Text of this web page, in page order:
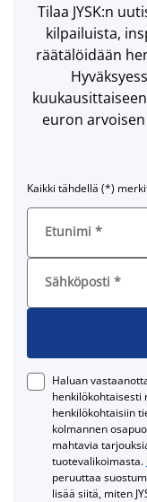
Tilaa JYSK:n
kilpailuista,
räätälöidään
euron arvoisen
Kaikki tähdellä (*)
Etunimi *
Sähköposti *
Haluan
henkilökohtaisesti
henkilökohtaisiin
kolmannen
mahtavia
tuotevalikoimasta.
peruuttaa
lisää siitä, miten